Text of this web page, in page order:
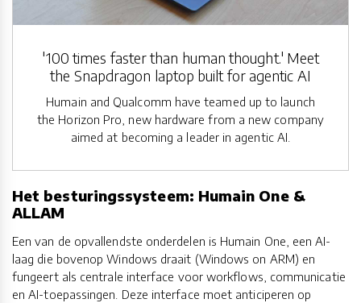
'100 times faster than human thought.' Meet
the Snapdragon laptop built for agentic AI
Humain and Qualcomm have teamed up to launch
the Horizon Pro, new hardware from a new company
aimed at becoming a leader in agentic AI.
Het besturingssysteem: Humain One &
ALLAM
Een van de opvallendste onderdelen is Humain One, een AI-
laag die bovenop Windows draait (Windows on ARM) en
fungeert als centrale interface voor workflows, communicatie
en AI-toepassingen. Deze interface moet anticiperen op